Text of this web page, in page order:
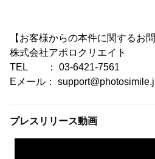
【お客様からの本件に関するお
株式会社アポロクリエイト
TEL ： 03-6421-7561
Eメール：
プレスリリース動画